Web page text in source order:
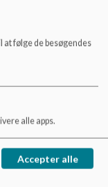
følge de besøgendes
alle apps.
Accepter alle